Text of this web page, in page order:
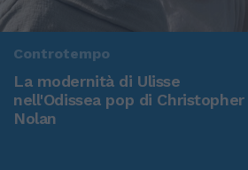
Controtempo
La modernità di Ulisse
nell'Odissea pop di Christopher
Nolan